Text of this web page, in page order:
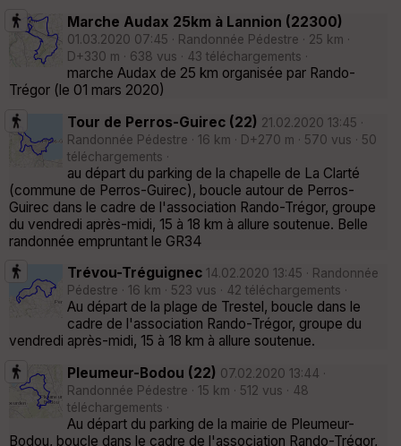
Marche Audax 25km à Lannion (22300)
01.03.2020 07:45 · Randonnée Pédestre · 25 km ·
D+330 m · 638 vus · 43 téléchargements ·
marche Audax de 25 km organisée par Rando-
Trégor (le 01 mars 2020)
Tour de Perros-Guirec (22) 21.02.2020 13:45 ·
Randonnée Pédestre · 16 km · D+270 m · 570 vus · 50
téléchargements ·
au départ du parking de la chapelle de La Clarté
(commune de Perros-Guirec), boucle autour de Perros-
Guirec dans le cadre de l'association Rando-Trégor, groupe
du vendredi après-midi, 15 à 18 km à allure soutenue. Belle
randonnée empruntant le GR34
Trévou-Tréguignec 14.02.2020 13:45 · Randonnée
Pédestre · 16 km · 523 vus · 42 téléchargements ·
Au départ de la plage de Trestel, boucle dans le
cadre de l'association Rando-Trégor, groupe du
vendredi après-midi, 15 à 18 km à allure soutenue.
Pleumeur-Bodou (22) 07.02.2020 13:44 ·
Randonnée Pédestre · 15 km · 512 vus · 48
téléchargements ·
Au départ du parking de la mairie de Pleumeur-
Bodou, boucle dans le cadre de l'association Rando-Trégor,